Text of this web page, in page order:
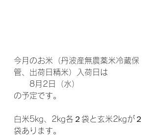
今月のお米（丹波産無農薬米冷蔵保
管、出荷日精米）入荷日は
8月2日（水）
の予定です。
白米5kg、2kg各２袋と玄米2kgが２
袋あります。